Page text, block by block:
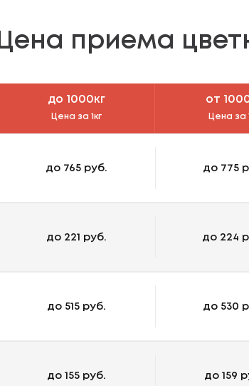
Цена приема
до 1000кг
Цена за 1кг
от
Цена за
до 765 руб. до 775
до 221 руб. до 224
до 515 руб. до 530
до 155 руб. до 159